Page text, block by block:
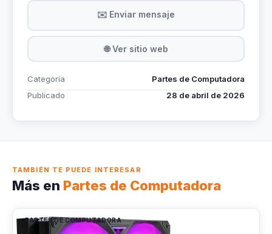
✉️ Enviar mensaje
🌐 Ver sitio web
Categoría
Partes de Computadora
Publicado
28 de abril de 2026
TAMBIÉN TE PUEDE INTERESAR
Más en Partes de Computadora
PARTES DE COMPUTADORA